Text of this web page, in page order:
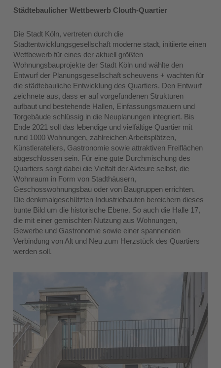
Städtebaulicher Wettbewerb Clouth-Quartier
Die Stadt Köln, vertreten durch die
Stadtentwicklungsgesellschaft moderne stadt, initiierte einen
Wettbewerb für eines der aktuell größten
Wohnungsbauprojekte der Stadt Köln und wählte den
Entwurf der Planungsgesellschaft scheuvens + wachten für
die städtebauliche Entwicklung des Quartiers. Den Entwurf
zeichnete aus, dass er auf vorgefundenen Strukturen
aufbaut und bestehende Hallen, Einfassungsmauern und
Torgebäude schlüssig in die Neuplanungen integriert. Bis
Ende 2021 soll das lebendige und vielfältige Quartier mit
rund 1000 Wohnungen, zahlreichen Arbeitsplätzen,
Künstlerateliers, Gastronomie sowie attraktiven Freiflächen
abgeschlossen sein. Für eine gute Durchmischung des
Quartiers sorgt dabei die Vielfalt der Akteure selbst, die
Wohnraum in Form von Stadthäusern,
Geschosswohnungsbau oder von Baugruppen errichten.
Die denkmalgeschützten Industriebauten bereichern dieses
bunte Bild um die historische Ebene. So auch die Halle 17,
die mit einer gemischten Nutzung aus Wohnungen,
Gewerbe und Gastronomie sowie einer spannenden
Verbindung von Alt und Neu zum Herzstück des Quartiers
werden soll.